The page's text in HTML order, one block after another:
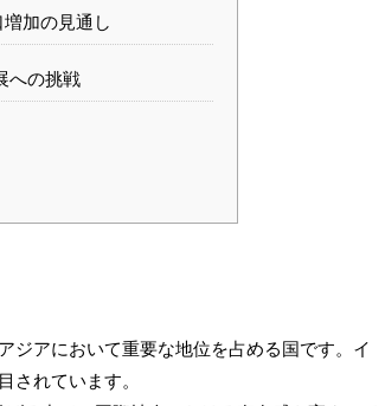
加の見通し
への挑戦
ジアにおいて重要な地位を占める国です。イ
されています。